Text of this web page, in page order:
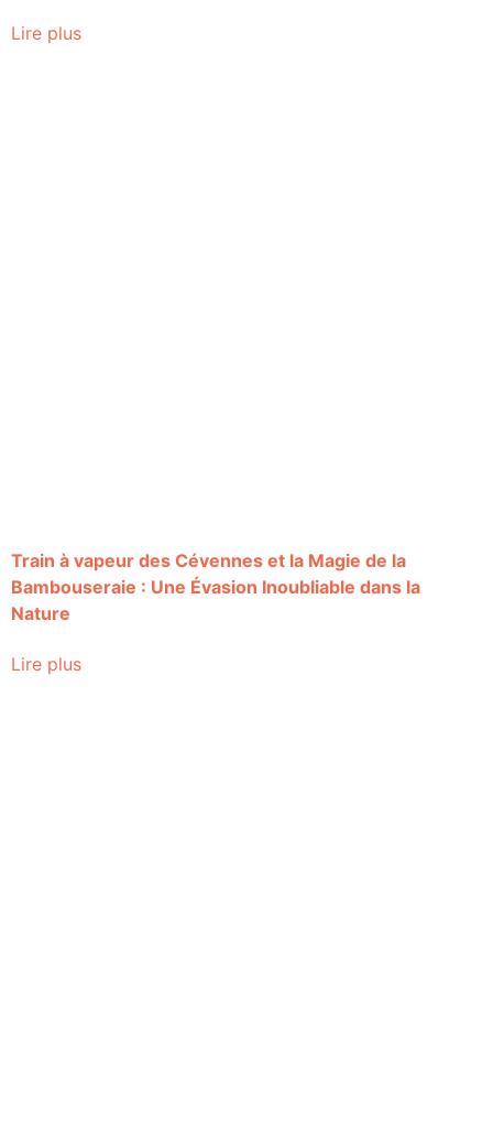
Lire plus
Train à vapeur des Cévennes et la Magie de la
Bambouseraie : Une Évasion Inoubliable dans la
Nature
Lire plus